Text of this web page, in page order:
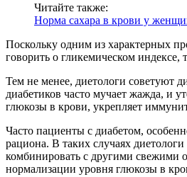
Читайте также:
Норма сахара в крови у
Поскольку одним из характерных
говорить о гликемическом
Тем не менее, диетологи советуют
диабетиков часто мучает жажда, и
глюкозы в крови, укрепляет
Часто пациенты с диабетом,
рациона. В таких случаях
комбинировать с другими свежими
нормализации уровня глюкозы в